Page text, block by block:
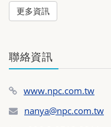
更多資訊
聯絡資訊
www.npc.com.tw
nanya@npc.com.tw